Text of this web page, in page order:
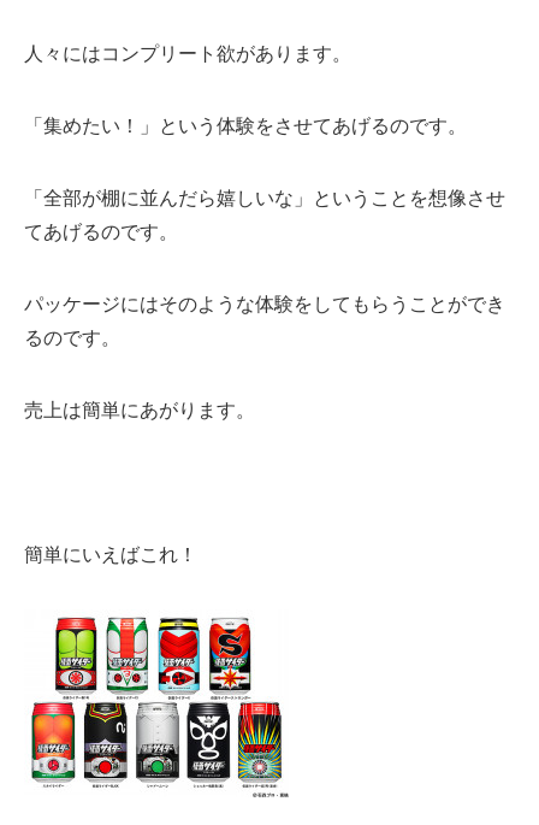
人々にはコンプリート欲があります。
「集めたい！」という体験をさせてあげるのです。
「全部が棚に並んだら嬉しいな」ということを想像させ
てあげるのです。
パッケージにはそのような体験をしてもらうことができ
るのです。
売上は簡単にあがります。
簡単にいえばこれ！